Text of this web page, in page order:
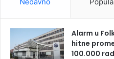
Alarm u
hitne
100.000